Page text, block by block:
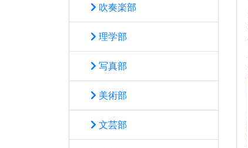
吹奏楽部
理学部
写真部
美術部
文芸部